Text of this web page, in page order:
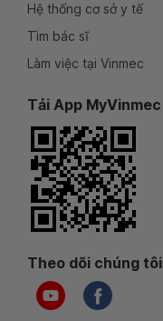
Hệ thống cơ sở y tế
Tìm bác sĩ
Làm việc tại Vinmec
Tải App MyVinmec
Theo dõi chúng tôi